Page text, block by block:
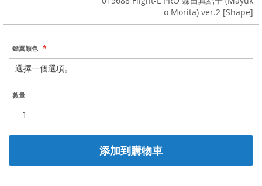
o Morita) ver.2 [Shape]
鏢翼顏色
數量
添加到購物車